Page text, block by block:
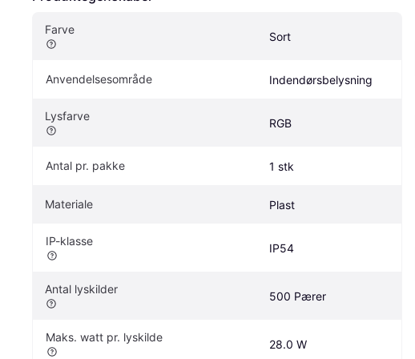
Farve
Sort
Anvendelsesområde Indendørsbelysning
Lysfarve
RGB
Antal pr. pakke 1 stk
Materiale Plast
IP-klasse
IP54
Antal lyskilder
500 Pærer
Maks. watt pr. lyskilde
28.0 W